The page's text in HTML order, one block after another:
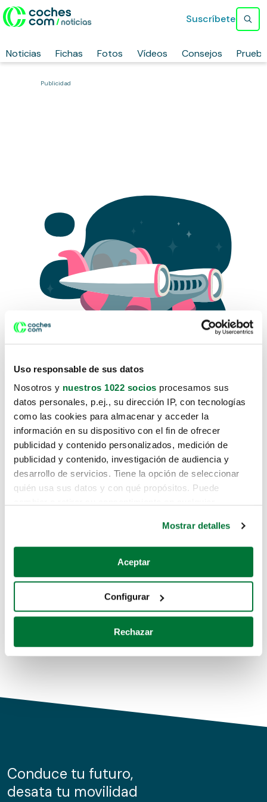
Uso responsable de sus datos
Nosotros y nuestros 1022 socios procesamos sus
datos personales, p.ej., su dirección IP, con tecnologías
como las cookies para almacenar y acceder la
información en su dispositivo con el fin de ofrecer
publicidad y contenido personalizados, medición de
publicidad y contenido, investigación de audiencia y
desarrollo de servicios. Tiene la opción de seleccionar
quién usa sus datos y con qué propósitos. Puede
Si lo permite, también quisiéramos:
Recopilar información sobre su ubicación geográfica
Identificar su dispositivo analizándolo activamente
para buscar características específicas (huellas
Obtenga más información sobre cómo se procesan sus
de cookies.
información sobre el uso que haga del sitio web con
nuestros partners de redes sociales, publicidad y análisis
Mostrar detalles
Aceptar
Configurar
Rechazar
Noticias Fichas Fotos Vídeos Consejos
Suscríbete
Publicidad
Lo sentimos, no sabemos como
te hemos traido hasta aquí.
Pero puedes encontrar el coche que estás
buscando en alguno de estos enlaces:
Coches de segunda mano
Coches de km0
Conduce tu futuro,
desata tu movilidad